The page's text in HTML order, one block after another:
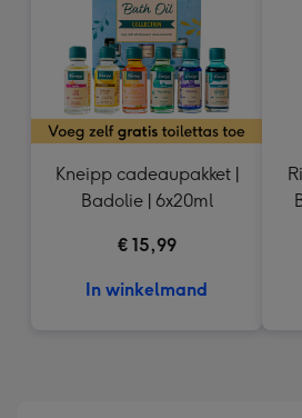
Kneipp cadeaupakket |
Badolie | 6x20ml
€ 15,99
In winkelmand